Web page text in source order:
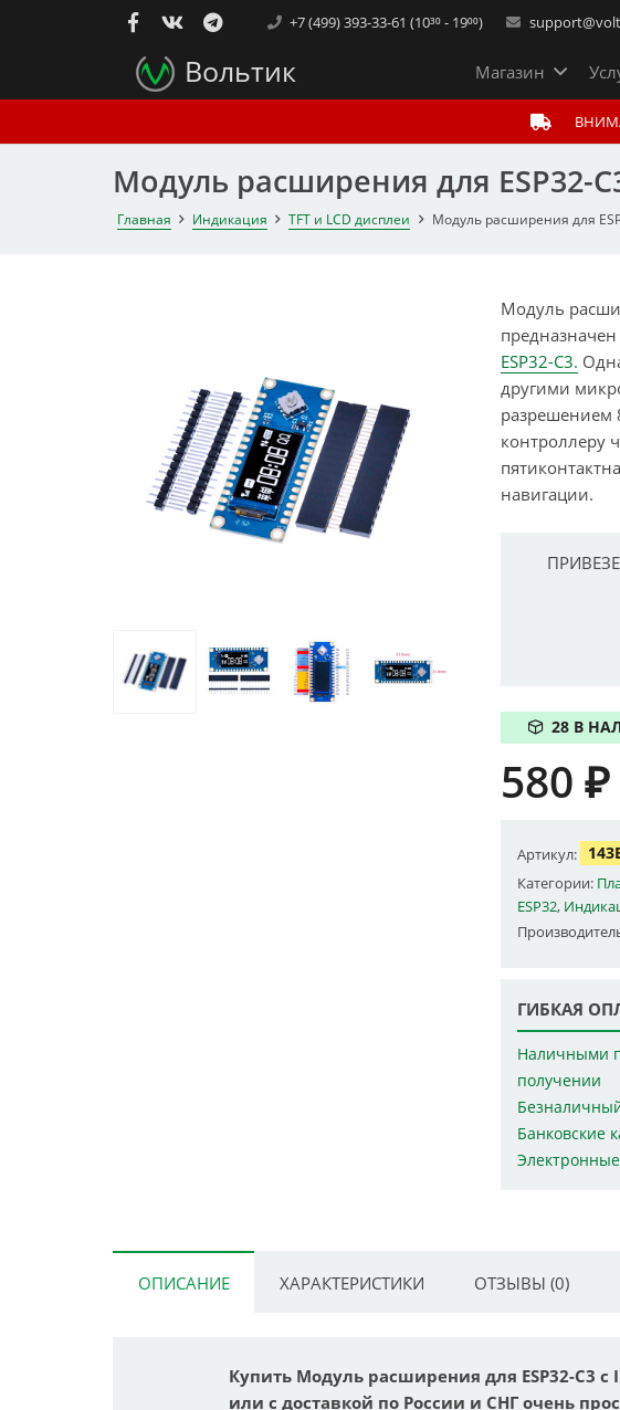
+7 (499) 393-33-61 (10³⁰ - 19⁰⁰)
Вольтик Магазин
Модуль расширения для ESP32-
Главная Индикация TFT и LCD дисплеи Модуль расширения для
Модуль
ESP32-C3.
другими
разрешением
контроллеру
навигации.
28 В
580₽
Артикул:
Категории:
ESP32,
ГИБКАЯ
Наличными
получении
Банковские
ОПИСАНИЕ ХАРАКТЕРИСТИКИ ОТЗЫВЫ (0)
Купить Модуль расширения для ESP32-C3
или с доставкой по России и СНГ очень